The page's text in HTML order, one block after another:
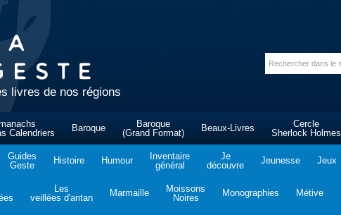
livres de nos régions
Calendriers
Baroque
Baroque
(Grand Format)
Beaux-Livres
Cercle
Sherlock Holmes
Guides
Geste
Histoire Humour
Inventaire
général
Je
découvre
Jeunesse Jeux
Les
veillées d'antan
Marmaille
Moissons
Noires
Monographies Métive